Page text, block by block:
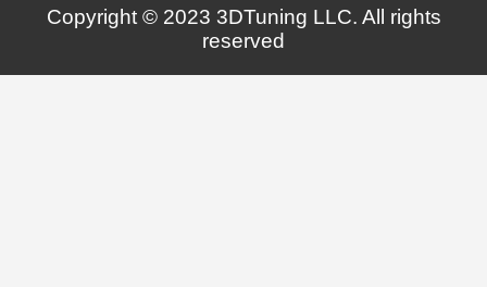
Copyright © 2023 3DTuning LLC. All rights
reserved